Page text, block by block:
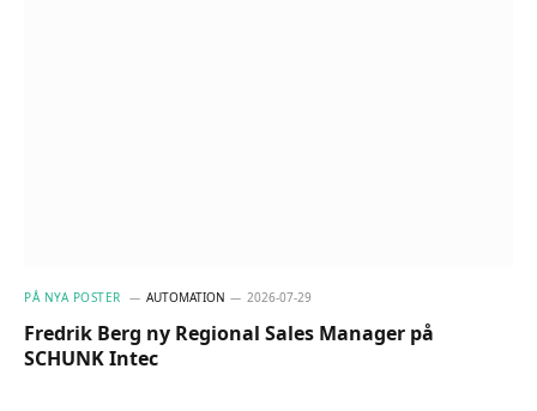
PÅ NYA POSTER AUTOMATION 2026-07-29
Fredrik Berg ny Regional Sales Manager på
SCHUNK Intec